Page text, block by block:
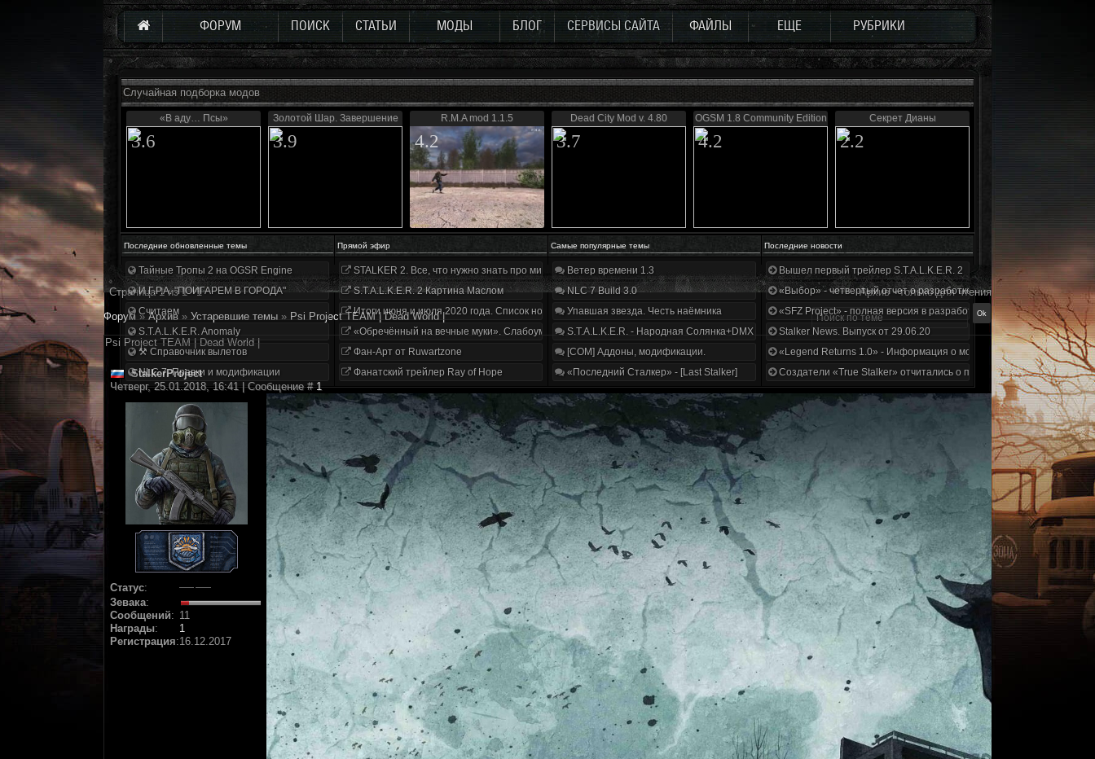
ФОРУМ ПОИСК СТАТЬИ МОДЫ БЛОГ СЕРВИСЫ САЙТА ФАЙЛЫ ЕЩЕ РУБРИКИ
Случайная подборка модов
«В аду… Псы»
3.6
Золотой Шар. Завершение
3.9
R.M.A mod 1.1.5
4.2
Dead City Mod v. 4.80
3.7
OGSM 1.8 Community Edition
4.2
Секрет Дианы
2.2
Последние обновленные темы Прямой эфир Самые популярные темы Последние новости
Тайные Тропы 2 на OGSR Engine
И.Г.Р.А. "ПОИГАРЕМ В ГОРОДА"
Считаем
S.T.A.L.K.E.R. Anomaly
⚒ Справочник вылетов
NLC 7. Правки и модификации
STALKER 2. Все, что нужно знать про мир, геймплей и сюжет | Разбор трейлера
S.T.A.L.K.E.R. 2 Картина Маслом
Итоги июня и июля 2020 года. Список нововведений
«Обречённый на вечные муки». Слабоумие и отвага
Фан-Арт от Ruwartzone
Фанатский трейлер Ray of Hope
Ветер времени 1.3
NLC 7 Build 3.0
Упавшая звезда. Честь наёмника
S.T.A.L.K.E.R. - Народная Солянка+DMX 1.3.5.ООП.МА.К.
[COM] Аддоны, модификации.
«Последний Сталкер» - [Last Stalker]
Вышел первый трейлер S.T.A.L.K.E.R. 2
«Выбор» - четвертый отчет о разработке!
«SFZ Project» - полная версия в разработке!
Stalker News. Выпуск от 29.06.20
«Legend Returns 1.0» - Информация о моде за июнь 2020
Создатели «True Stalker» отчитались о проделанной работе
Страница1из1 1
Архив - только для чтения
Форум » Архив » Устаревшие темы » Psi Project TEAM | Dead World |
Psi Project TEAM | Dead World |
StalkerProject
Четверг, 25.01.2018, 16:41 | Сообщение #1
Статус:
Зевака:
Сообщений: 11
Награды:
1
Регистрация:16.12.2017